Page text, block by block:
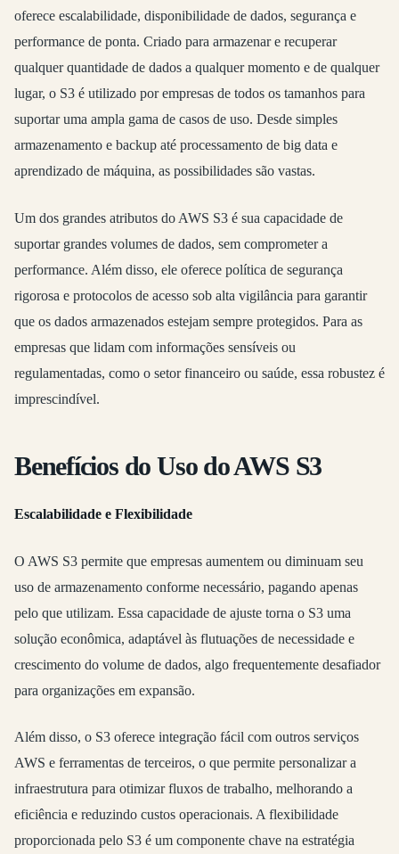
oferece escalabilidade, disponibilidade de dados, segurança e
performance de ponta. Criado para armazenar e recuperar
qualquer quantidade de dados a qualquer momento e de qualquer
lugar, o S3 é utilizado por empresas de todos os tamanhos para
suportar uma ampla gama de casos de uso. Desde simples
armazenamento e backup até processamento de big data e
aprendizado de máquina, as possibilidades são vastas.
Um dos grandes atributos do AWS S3 é sua capacidade de
suportar grandes volumes de dados, sem comprometer a
performance. Além disso, ele oferece política de segurança
rigorosa e protocolos de acesso sob alta vigilância para garantir
que os dados armazenados estejam sempre protegidos. Para as
empresas que lidam com informações sensíveis ou
regulamentadas, como o setor financeiro ou saúde, essa robustez é
imprescindível.
Benefícios do Uso do AWS S3
Escalabilidade e Flexibilidade
O AWS S3 permite que empresas aumentem ou diminuam seu
uso de armazenamento conforme necessário, pagando apenas
pelo que utilizam. Essa capacidade de ajuste torna o S3 uma
solução econômica, adaptável às flutuações de necessidade e
crescimento do volume de dados, algo frequentemente desafiador
para organizações em expansão.
Além disso, o S3 oferece integração fácil com outros serviços
AWS e ferramentas de terceiros, o que permite personalizar a
infraestrutura para otimizar fluxos de trabalho, melhorando a
eficiência e reduzindo custos operacionais. A flexibilidade
proporcionada pelo S3 é um componente chave na estratégia